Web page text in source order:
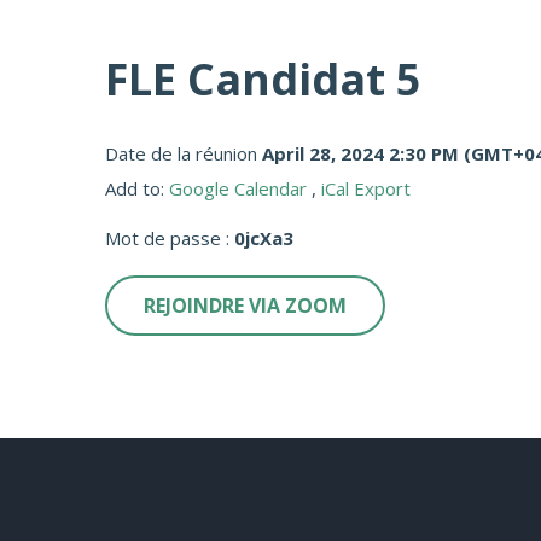
FLE Candidat 5
Date de la réunion April 28, 2024 2:30 PM
Add to: Google Calendar , iCal Export
Mot de passe : 0jcXa3
REJOINDRE VIA ZOOM